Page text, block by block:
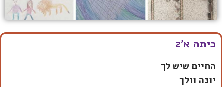
כיתה א'2
החיים שיש לך
יונה וולך